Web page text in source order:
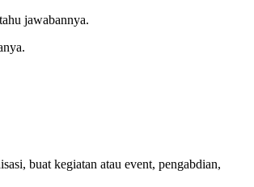
jawabannya.
buat kegiatan atau event, pengabdian,